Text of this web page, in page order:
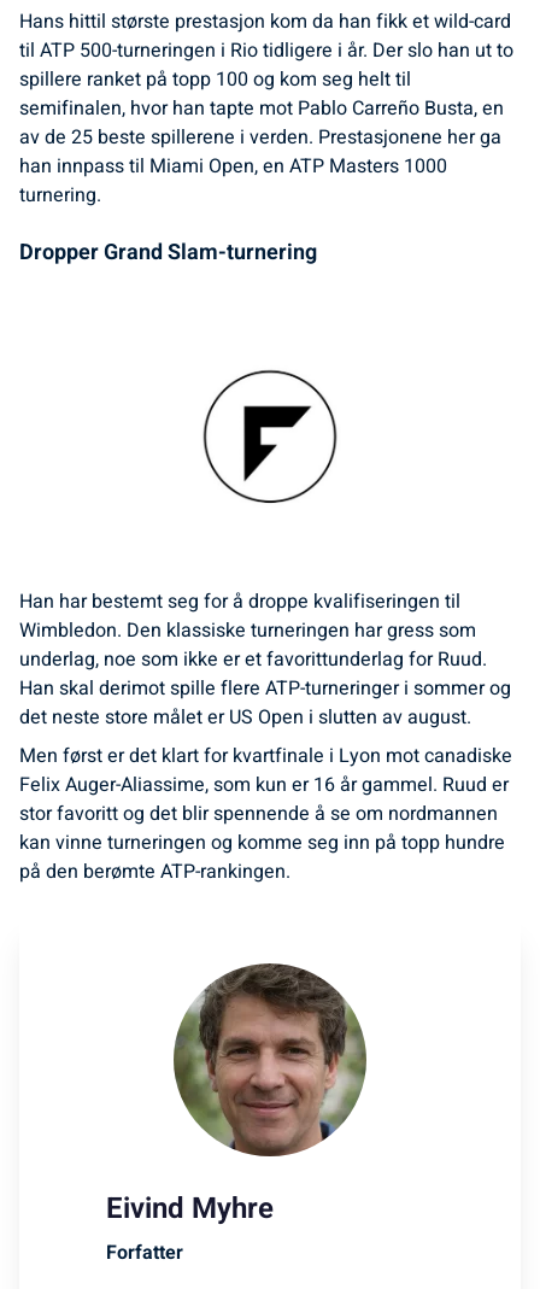
Hans hittil største prestasjon kom da han fikk et wild-card
til ATP 500-turneringen i Rio tidligere i år. Der slo han ut to
spillere ranket på topp 100 og kom seg helt til
semifinalen, hvor han tapte mot Pablo Carreño Busta, en
av de 25 beste spillerene i verden. Prestasjonene her ga
han innpass til Miami Open, en ATP Masters 1000
turnering.
Dropper Grand Slam-turnering
Han har bestemt seg for å droppe kvalifiseringen til
Wimbledon. Den klassiske turneringen har gress som
underlag, noe som ikke er et favorittunderlag for Ruud.
Han skal derimot spille flere ATP-turneringer i sommer og
det neste store målet er US Open i slutten av august.
Men først er det klart for kvartfinale i Lyon mot canadiske
Felix Auger-Aliassime, som kun er 16 år gammel. Ruud er
stor favoritt og det blir spennende å se om nordmannen
kan vinne turneringen og komme seg inn på topp hundre
på den berømte ATP-rankingen.
Eivind Myhre
Forfatter